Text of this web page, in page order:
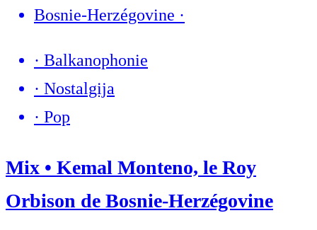
Bosnie-Herzégovine ·
· Balkanophonie
· Nostalgija
· Pop
Mix • Kemal Monteno, le Roy
Orbison de Bosnie-Herzégovine